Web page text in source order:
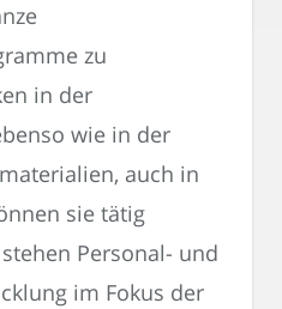
zu
in der
wie in der
auch in
sie tätig
Personal- und
im Fokus der